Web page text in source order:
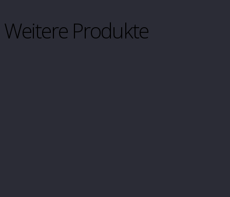
Weitere Produkte